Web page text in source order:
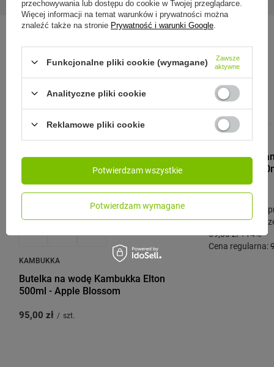
Zobacz również:
KAMBUKKA
Butelka na wodę Kambukka Elton
500ml - Apple Blossom
95,00 zł / szt.
OKAZJA
CONTIGO
Contigo
na wodę -
79,00 zł /
Najniższa cena
przed
69,00 zł+14%
Cena regularna:
przechowywania lub dostępu do cookie w Twojej przeglądarce.
Więcej informacji na temat warunków i prywatności można
znaleźć także na stronie Prywatność i warunki Google
Funkcjonalne pliki cookie (wymagane)
Zawsze
aktywne
Analityczne pliki cookie
Reklamowe pliki cookie
Potwierdzam wymagane
Potwierdzam wszystkie